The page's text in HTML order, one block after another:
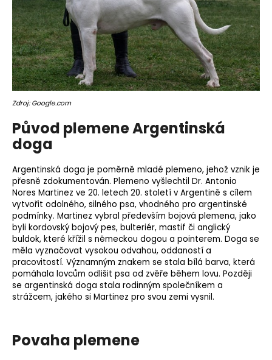
Zdroj: Google.com
Původ plemene Argentinská
doga
Argentinská doga je poměrně mladé plemeno, jehož vznik je
přesně zdokumentován. Plemeno vyšlechtil Dr. Antonio
Nores Martinez ve 20. letech 20. století v Argentině s cílem
vytvořit odolného, silného psa, vhodného pro argentinské
podmínky. Martinez vybral především bojová plemena, jako
byli kordovský bojový pes, bulteriér, mastif či anglický
buldok, které křížil s německou dogou a pointerem. Doga se
měla vyznačovat vysokou odvahou, oddaností a
pracovitostí. Významným znakem se stala bílá barva, která
pomáhala lovcům odlišit psa od zvěře během lovu. Později
se argentinská doga stala rodinným společníkem a
strážcem, jakého si Martinez pro svou zemi vysnil.
Povaha plemene
D
o
p
o
r
u
č
j
e
m
e